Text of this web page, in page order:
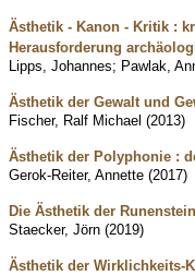
Ästhetik - Kanon - Kritik :
Herausforderung
Lipps, Johannes; Pawlak,
Ästhetik der Gewalt und
Fischer, Ralf Michael (2013)
Ästhetik der Polyphonie :
Gerok-Reiter, Annette (2017)
Die Ästhetik der
Staecker, Jörn (2019)
Ästhetik der Wirklichkeits-